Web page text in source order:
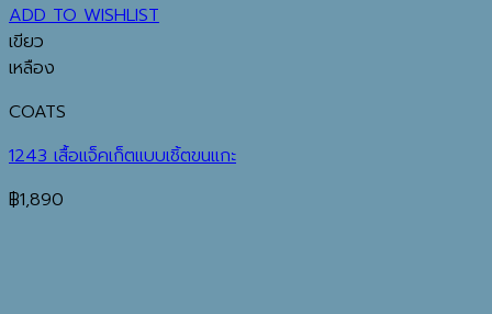
ADD TO WISHLIST
เขียว
เหลือง
COATS
1243 เสื้อแจ็คเก็ตแบบเชิ้ตขนแกะ
฿1,890